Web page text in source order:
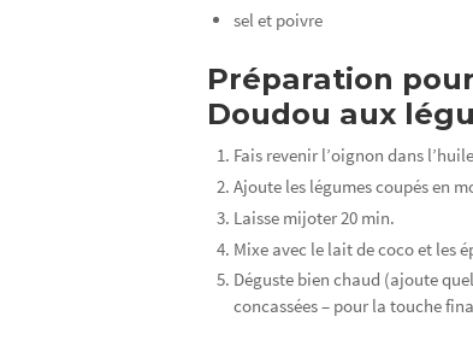
sel et poivre
Préparation
Doudou aux
Fais revenir l’oignon dans
Ajoute les légumes coupés en
Laisse mijoter 20 min.
Mixe avec le lait de coco et les
Déguste bien chaud (ajoute
concassées – pour la touche